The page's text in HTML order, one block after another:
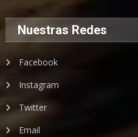
Nuestras Redes
Facebook
Instagram
Twitter
Email